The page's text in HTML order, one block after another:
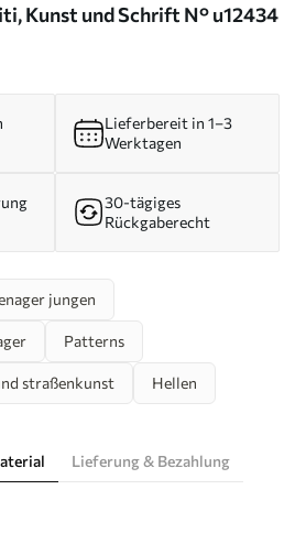
Kunst und Schrift N° u12434
Lieferbereit in 1–3
Werktagen
30-tägiges
Rückgaberecht
jungen
Patterns
straßenkunst Hellen
Lieferung & Bezahlung